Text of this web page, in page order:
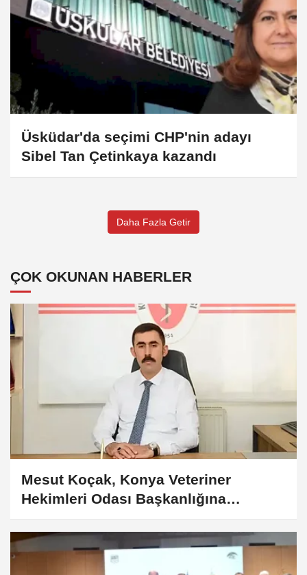
Üsküdar'da seçimi CHP'nin adayı
Sibel Tan Çetinkaya kazandı
Daha Fazla Getir
ÇOK OKUNAN HABERLER
Mesut Koçak, Konya Veteriner
Hekimleri Odası Başkanlığına
yeniden...